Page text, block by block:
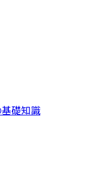
礎知識